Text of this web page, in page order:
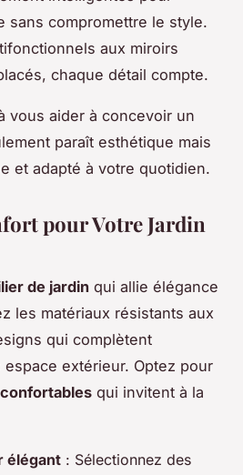
sans compromettre le style.
aux miroirs
chaque détail compte.
vous aider à concevoir un
paraît esthétique mais
et adapté à votre quotidien.
pour Votre Jardin
de jardin qui allie élégance
les matériaux résistants aux
qui complètent
extérieur. Optez pour
qui invitent à la
élégant : Sélectionnez des